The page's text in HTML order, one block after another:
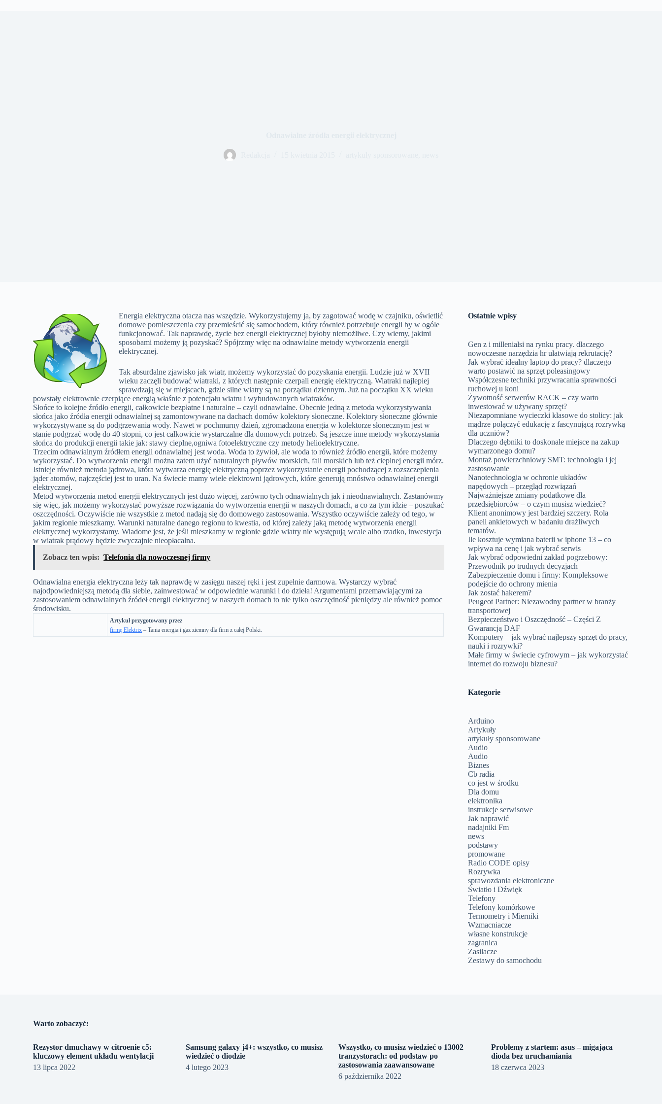
Energia elektryczna otacza nas wszędzie. Wykorzystujemy ja, by zagotować wodę w czajniku, oświetlić
domowe pomieszczenia czy przemieścić się samochodem, który również potrzebuje energii by w ogóle
funkcjonować. Tak naprawdę, życie bez energii elektrycznej byłoby niemożliwe. Czy wiemy, jakimi
sposobami możemy ją pozyskać? Spójrzmy więc na odnawialne metody wytworzenia energii
elektrycznej.
Tak absurdalne zjawisko jak wiatr, możemy wykorzystać do pozyskania energii. Ludzie już w XVII
wieku zaczęli budować wiatraki, z których następnie czerpali energię elektryczną. Wiatraki najlepiej
sprawdzają się w miejscach, gdzie silne wiatry są na porządku dziennym. Już na początku XX wieku
powstały elektrownie czerpiące energią właśnie z potencjału wiatru i wybudowanych wiatraków.
Słońce to kolejne źródło energii, całkowicie bezpłatne i naturalne – czyli odnawialne. Obecnie jedną z metoda wykorzystywania
słońca jako źródła energii odnawialnej są zamontowywane na dachach domów kolektory słoneczne. Kolektory słoneczne głównie
wykorzystywane są do podgrzewania wody. Nawet w pochmurny dzień, zgromadzona energia w kolektorze słonecznym jest w
stanie podgrzać wodę do 40 stopni, co jest całkowicie wystarczalne dla domowych potrzeb. Są jeszcze inne metody wykorzystania
słońca do produkcji energii takie jak: stawy cieplne,ogniwa fotoelektryczne czy metody helioelektryczne.
Trzecim odnawialnym źródłem energii odnawialnej jest woda. Woda to żywioł, ale woda to również źródło energii, które możemy
wykorzystać. Do wytworzenia energii można zatem użyć naturalnych pływów morskich, fali morskich lub też cieplnej energii mórz.
Istnieje również metoda jądrowa, która wytwarza energię elektryczną poprzez wykorzystanie energii pochodzącej z rozszczepienia
jąder atomów, najczęściej jest to uran. Na świecie mamy wiele elektrowni jądrowych, które generują mnóstwo odnawialnej energii
elektrycznej.
Metod wytworzenia metod energii elektrycznych jest dużo więcej, zarówno tych odnawialnych jak i nieodnawialnych. Zastanówmy
się więc, jak możemy wykorzystać powyższe rozwiązania do wytworzenia energii w naszych domach, a co za tym idzie – poszukać
oszczędności. Oczywiście nie wszystkie z metod nadają się do domowego zastosowania. Wszystko oczywiście zależy od tego, w
jakim regionie mieszkamy. Warunki naturalne danego regionu to kwestia, od której zależy jaką metodę wytworzenia energii
elektrycznej wykorzystamy. Wiadome jest, że jeśli mieszkamy w regionie gdzie wiatry nie występują wcale albo rzadko, inwestycja
w wiatrak prądowy będzie zwyczajnie nieopłacalna.
Zobacz ten wpis: Telefonia dla nowoczesnej firmy
Odnawialna energia elektryczna leży tak naprawdę w zasięgu naszej ręki i jest zupełnie darmowa. Wystarczy wybrać
najodpowiedniejszą metodą dla siebie, zainwestować w odpowiednie warunki i do dzieła! Argumentami przemawiającymi za
zastosowaniem odnawialnych źródeł energii elektrycznej w naszych domach to nie tylko oszczędność pieniędzy ale również pomoc
środowisku.
Artykuł przygotowany przez
firmę Elektrix – Tania energia i gaz ziemny dla firm z całej Polski.
Ostatnie wpisy
Gen z i millenialsi na rynku pracy. dlaczego
nowoczesne narzędzia hr ułatwiają rekrutację?
Jak wybrać idealny laptop do pracy? dlaczego
warto postawić na sprzęt poleasingowy
Współczesne techniki przywracania sprawności
ruchowej u koni
Żywotność serwerów RACK – czy warto
inwestować w używany sprzęt?
Niezapomniane wycieczki klasowe do stolicy: jak
mądrze połączyć edukację z fascynującą rozrywką
dla uczniów?
Dlaczego dębniki to doskonałe miejsce na zakup
wymarzonego domu?
Montaż powierzchniowy SMT: technologia i jej
zastosowanie
Nanotechnologia w ochronie układów
napędowych – przegląd rozwiązań
Najważniejsze zmiany podatkowe dla
przedsiębiorców – o czym musisz wiedzieć?
Klient anonimowy jest bardziej szczery. Rola
paneli ankietowych w badaniu drażliwych
tematów.
Ile kosztuje wymiana baterii w iphone 13 – co
wpływa na cenę i jak wybrać serwis
Jak wybrać odpowiedni zakład pogrzebowy:
Przewodnik po trudnych decyzjach
Zabezpieczenie domu i firmy: Kompleksowe
podejście do ochrony mienia
Jak zostać hakerem?
Peugeot Partner: Niezawodny partner w branży
transportowej
Bezpieczeństwo i Oszczędność – Części Z
Gwarancją DAF
Komputery – jak wybrać najlepszy sprzęt do pracy,
nauki i rozrywki?
Małe firmy w świecie cyfrowym – jak wykorzystać
internet do rozwoju biznesu?
Kategorie
Arduino
Artykuły
artykuły sponsorowane
Audio
Audio
Biznes
Cb radia
co jest w środku
Dla domu
elektronika
instrukcje serwisowe
Jak naprawić
nadajniki Fm
news
podstawy
promowane
Radio CODE opisy
Rozrywka
sprawozdania elektroniczne
Światło i Dźwięk
Telefony
Telefony komórkowe
Termometry i Mierniki
Wzmacniacze
własne konstrukcje
zagranica
Zasilacze
Zestawy do samochodu
Warto zobaczyć:
Rezystor dmuchawy w citroenie c5:
kluczowy element układu wentylacji
13 lipca 2022
Samsung galaxy j4+: wszystko, co musisz
wiedzieć o diodzie
4 lutego 2023
Wszystko, co musisz wiedzieć o 13002
tranzystorach: od podstaw po
zastosowania zaawansowane
6 października 2022
Problemy z startem: asus – migająca
dioda bez uruchamiania
18 czerwca 2023